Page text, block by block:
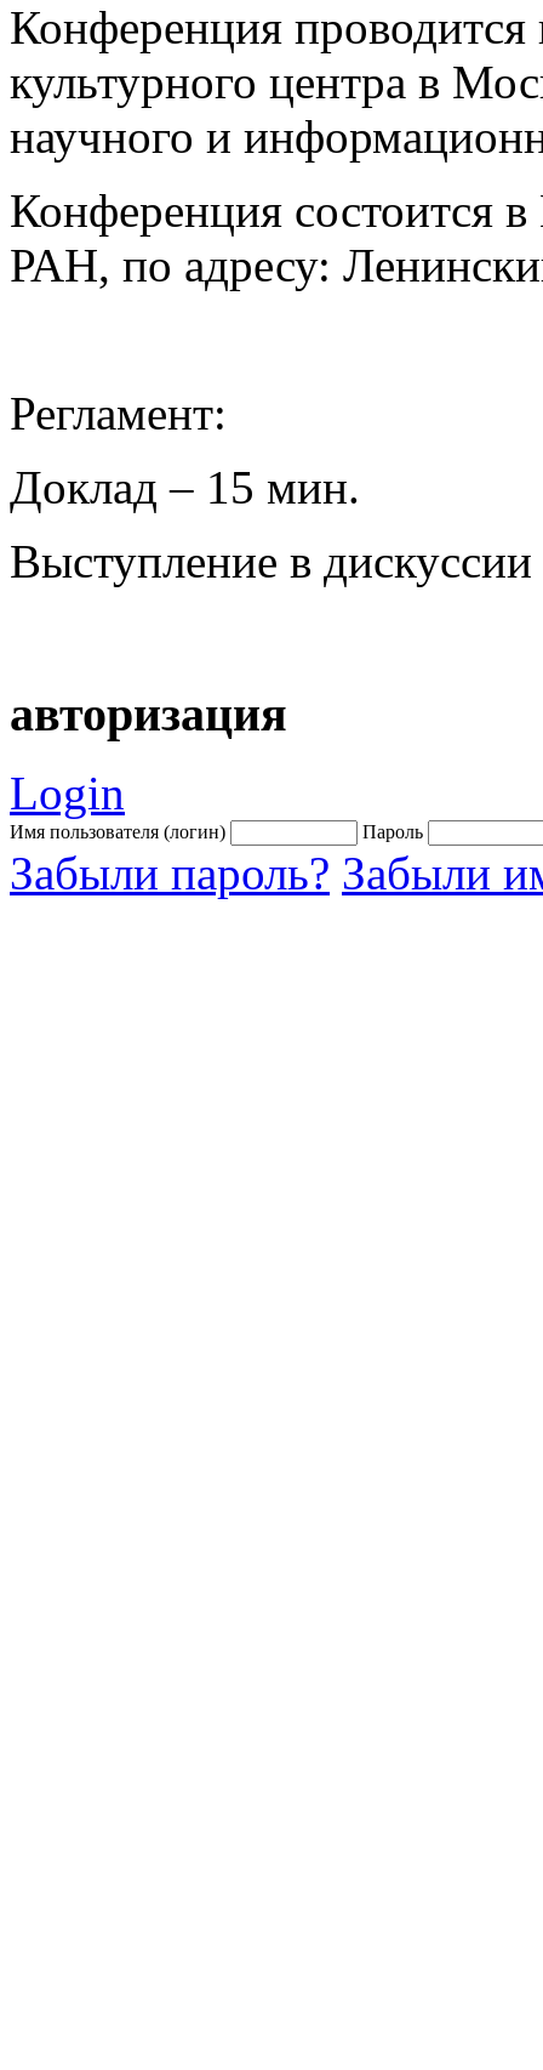
Конференция
культурного центра в
научного и
Конференция состоится в
РАН, по адресу:
Регламент:
Доклад – 15 мин.
Выступление в
авторизация
Login
Имя пользователя (логин) Пароль
Забыли пароль? Забыли